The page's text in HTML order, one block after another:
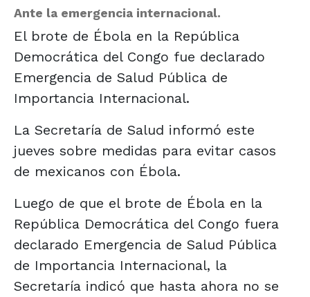
Ante la emergencia internacional.
El brote de Ébola en la República
Democrática del Congo fue declarado
Emergencia de Salud Pública de
Importancia Internacional.
La Secretaría de Salud informó este
jueves sobre medidas para evitar casos
de mexicanos con Ébola.
Luego de que el brote de Ébola en la
República Democrática del Congo fuera
declarado Emergencia de Salud Pública
de Importancia Internacional, la
Secretaría indicó que hasta ahora no se